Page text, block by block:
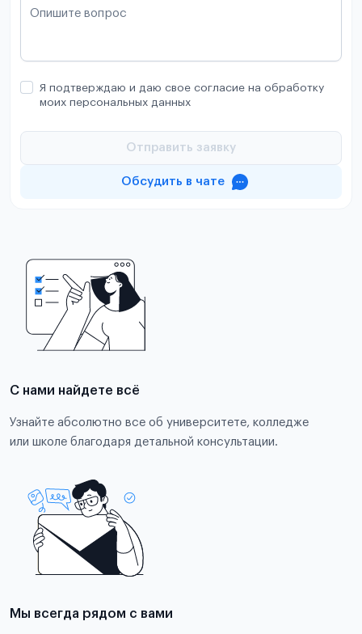
Опишите вопрос
Я подтверждаю и даю свое согласие на обработку
моих персональных данных
Отправить заявку
Обсудить в чате
С нами найдете всё
Узнайте абсолютно все об университете, колледже
или школе благодаря детальной консультации.
Мы всегда рядом с вами